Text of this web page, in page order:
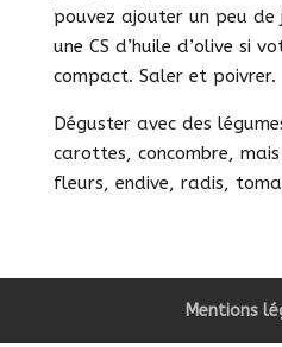
pouvez ajouter un peu de
une CS d’huile d’olive si
compact. Saler et poivrer.
Déguster avec des
carottes, concombre,
fleurs, endive, radis,
Mentions